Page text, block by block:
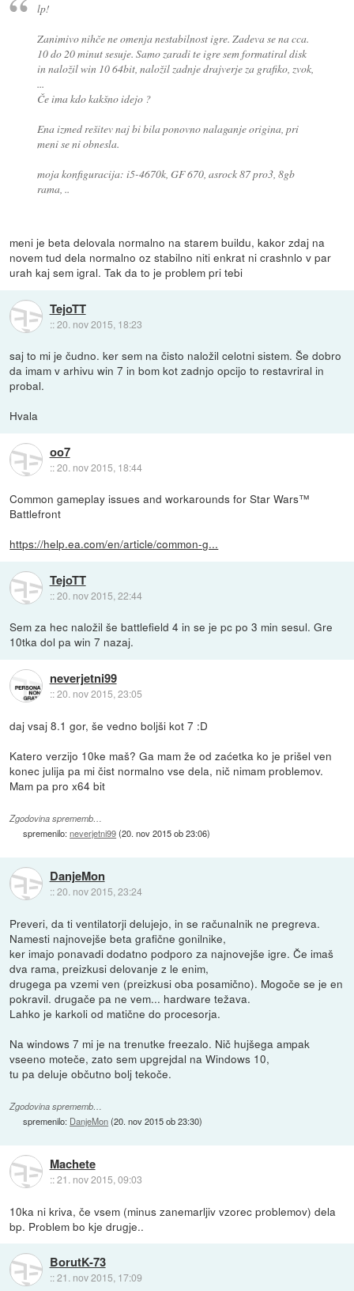
lp!
Zanimivo nihče ne omenja nestabilnost igre. Zadeva se na cca.
10 do 20 minut sesuje. Samo zaradi te igre sem formatiral disk
in naložil win 10 64bit, naložil zadnje drajverje za grafiko, zvok,
...
Če ima kdo kakšno idejo ?
Ena izmed rešitev naj bi bila ponovno nalaganje origina, pri
meni se ni obnesla.
moja konfiguracija: i5-4670k, GF 670, asrock 87 pro3, 8gb
rama, ..
meni je beta delovala normalno na starem buildu, kakor zdaj na
novem tud dela normalno oz stabilno niti enkrat ni crashnlo v par
urah kaj sem igral. Tak da to je problem pri tebi
TejoTT
::20. nov 2015, 18:23
saj to mi je čudno. ker sem na čisto naložil celotni sistem. Še dobro
da imam v arhivu win 7 in bom kot zadnjo opcijo to restavriral in
probal.
Hvala
oo7
::20. nov 2015, 18:44
Common gameplay issues and workarounds for Star Wars™
Battlefront
https://help.ea.com/en/article/common-g...
TejoTT
::20. nov 2015, 22:44
Sem za hec naložil še battlefield 4 in se je pc po 3 min sesul. Gre
10tka dol pa win 7 nazaj.
neverjetni99
::20. nov 2015, 23:05
daj vsaj 8.1 gor, še vedno boljši kot 7 :D
Katero verzijo 10ke maš? Ga mam že od zaćetka ko je prišel ven
konec julija pa mi čist normalno vse dela, nič nimam problemov.
Mam pa pro x64 bit
Zgodovina sprememb…
spremenilo:neverjetni99(20. nov 2015 ob 23:06)
DanjeMon
::20. nov 2015, 23:24
Preveri, da ti ventilatorji delujejo, in se računalnik ne pregreva.
Namesti najnovejše beta grafične gonilnike,
ker imajo ponavadi dodatno podporo za najnovejše igre. Če imaš
dva rama, preizkusi delovanje z le enim,
drugega pa vzemi ven (preizkusi oba posamično). Mogoče se je en
pokravil. drugače pa ne vem... hardware težava.
Lahko je karkoli od matične do procesorja.
Na windows 7 mi je na trenutke freezalo. Nič hujšega ampak
vseeno moteče, zato sem upgrejdal na Windows 10,
tu pa deluje občutno bolj tekoče.
Zgodovina sprememb…
spremenilo: DanjeMon(20. nov 2015 ob 23:30)
Machete
::21. nov 2015, 09:03
10ka ni kriva, če vsem (minus zanemarljiv vzorec problemov) dela
bp. Problem bo kje drugje..
BorutK-73
::21. nov 2015, 17:09